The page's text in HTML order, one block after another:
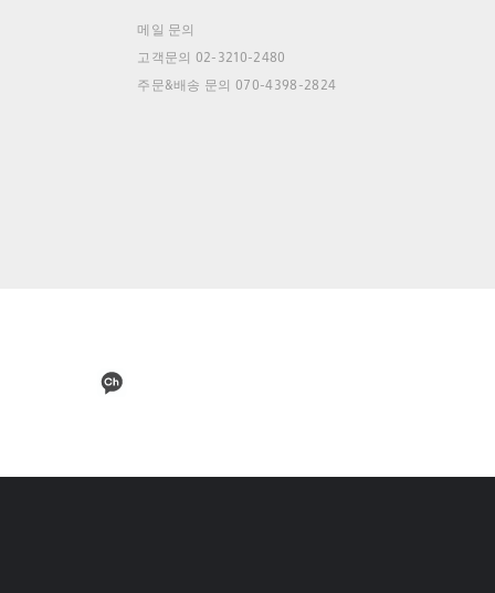
메일 문의
고객문의 02-3210-2480
주문&배송 문의 070-4398-2824